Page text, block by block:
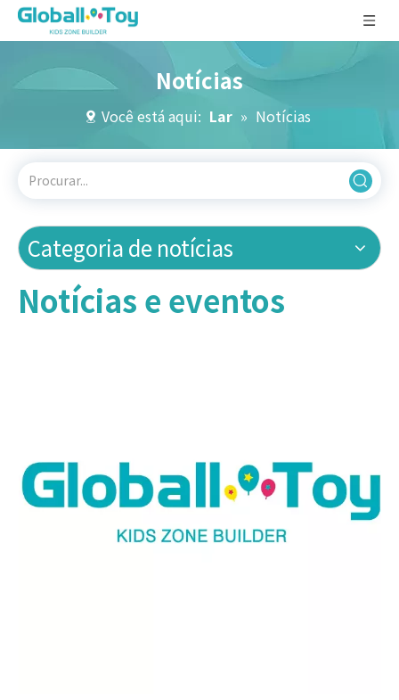
Notícias
Você está aqui: Lar » Notícias
Categoria de notícias
Notícias e eventos